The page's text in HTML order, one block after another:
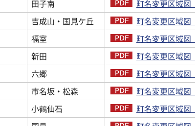
田子南
町名変更区域図
吉成山・国見ケ丘
町名変更区域図
福室
町名変更区域図
新田
町名変更区域図
六郷
町名変更区域図
市名坂・松森
町名変更区域図
小鶴仙石
町名変更区域図